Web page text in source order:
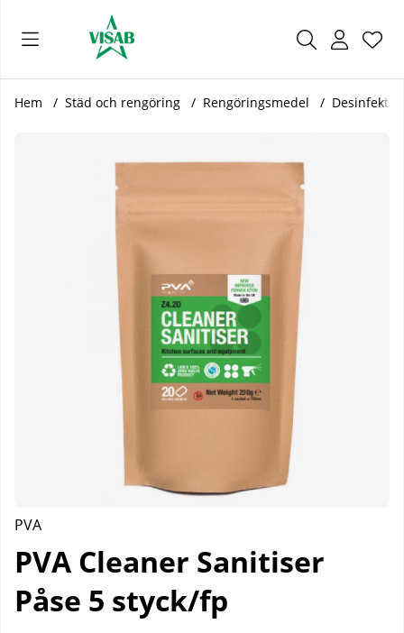
.
Hem Städ och rengöring Rengöringsmedel
PVA
PVA Cleaner Sanitiser
Påse 5 styck/fp